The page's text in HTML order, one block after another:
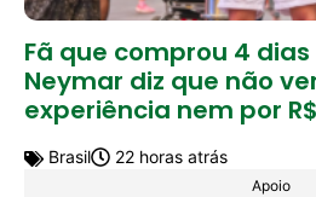
Fã que comprou 4
Neymar diz que não
experiência nem por
Brasil 22 horas atrás
Apoio